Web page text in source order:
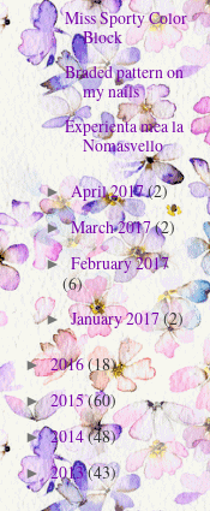
Miss Sporty Color
Block
Braded pattern on
my nails
Experienta mea la
Nomasvello
►April 2017(2)
►March 2017(2)
► February 2017
(6)
►January 2017(2)
►2016(18)
►2015(60)
►2014(48)
►2013(43)